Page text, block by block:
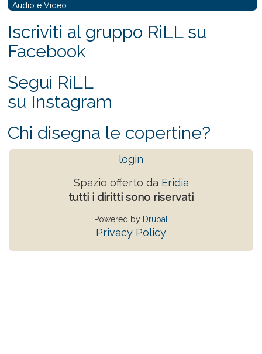
Audio e Video
Iscriviti al gruppo RiLL su
Facebook
Segui RiLL
su Instagram
Chi disegna le copertine?
login
Spazio offerto da Eridia
tutti i diritti sono riservati
Powered by Drupal
Privacy Policy